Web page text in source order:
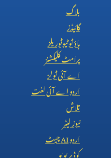
بلاگ
گائیڈز
ہاؤ ٹو ٹیوٹوریلز
پرامٹ کلیکشنز
اے آئی ٹولز
اردو اے آئی لغت
تلاش
نیوز لیٹر
اردوAIچیٹ
کوڈ پریویو